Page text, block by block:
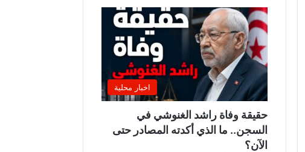
م
ع
ة
ت
ح
س
م
ق
ف
ه
اخبار محلية
حقيقة وفاة راشد الغنوشي في
السجن.. ما الذي أكدته المصادر حتى
الآن؟